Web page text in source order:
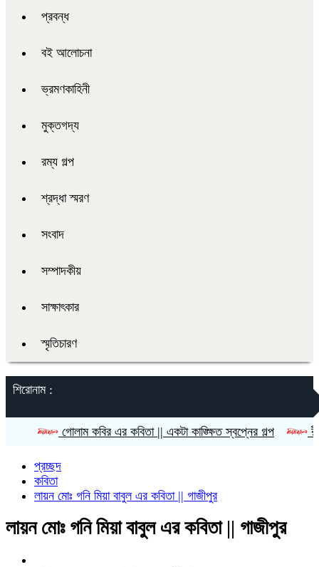
প্রবন্ধ
বই আলোচনা
ভ্রমণকাহিনী
মুক্তগদ্য
রম্য গল্প
শ্রদ্ধা স্মরণ
সংবাদ
সম্পাদকীয়
সাক্ষাৎকার
স্মৃতিচারণ
শিরোনাম :
গোলাম কবির এর কবিতা || একটা কাঙ্ক্ষিত স্বপ্নের গল্প রীতি
প্রচ্ছদ
কবিতা
লায়ন মোঃ গনি মিয়া বাবুল এর কবিতা || গাজীপুর
লায়ন মোঃ গনি মিয়া বাবুল এর কবিতা || গাজীপুর